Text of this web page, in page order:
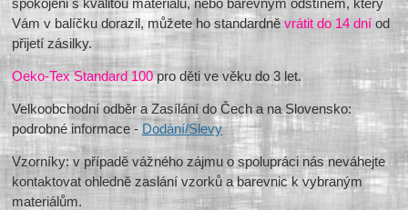
Vám v balíčku dorazil, můžete ho standardněvrátit do 14 dní od
přijetí zásilky.
Oeko-Tex Standard 100pro děti ve věku do 3 let.
Velkoobchodní odběr a Zasílání do Čech a na Slovensko:
podrobné informace - Dodání/Slevy
Vzorníky: v případě vážného zájmu o spolupráci nás neváhejte
kontaktovat ohledně zaslání vzorků a barevnic k vybraným
materiálům.